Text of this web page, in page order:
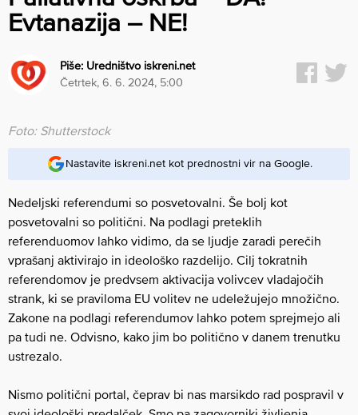
Evtanazija – NE!
Piše: Uredništvo iskreni.net
četrtek, 6. 6. 2024, 5:00
Foto: Shutterstock
Nastavite iskreni.net kot prednostni vir na Google.
Nedeljski referendumi so posvetovalni. Še bolj kot
posvetovalni so politični. Na podlagi preteklih
referenduomov lahko vidimo, da se ljudje zaradi perečih
vprašanj aktivirajo in ideološko razdelijo. Cilj tokratnih
referendomov je predvsem aktivacija volivcev vladajočih
strank, ki se praviloma EU volitev ne udeležujejo množično.
Zakone na podlagi referendumov lahko potem sprejmejo ali
pa tudi ne. Odvisno, kako jim bo politično v danem trenutku
ustrezalo.
Nismo politični portal, čeprav bi nas marsikdo rad pospravil v